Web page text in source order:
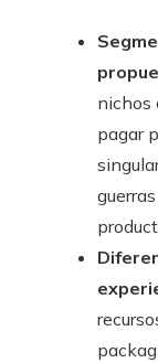
nichos
pagar